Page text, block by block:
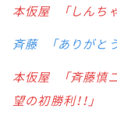
本仮屋 「しんちゃ
斉藤 「ありがとう
本仮屋 「斉藤慎
望の初勝利！！」